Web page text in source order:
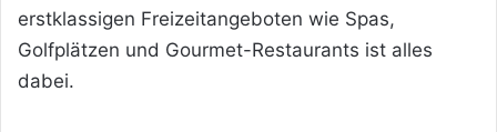
erstklassigen Freizeitangeboten wie Spas,
Golfplätzen und Gourmet-Restaurants ist alles
dabei.